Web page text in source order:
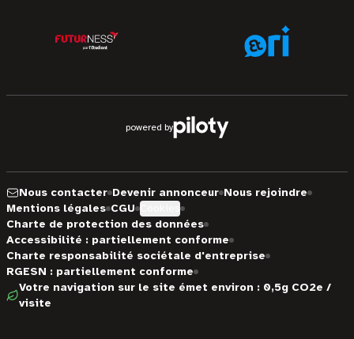
powered by
Nous contacter Devenir annonceur Nous rejoindre
Mentions légales CGU
Charte de protection des données
Accessibilité : partiellement conforme
Charte responsabilité sociétale d'entreprise
RGESN : partiellement conforme
Votre navigation sur le site émet environ : 0,5g CO2e /
visite